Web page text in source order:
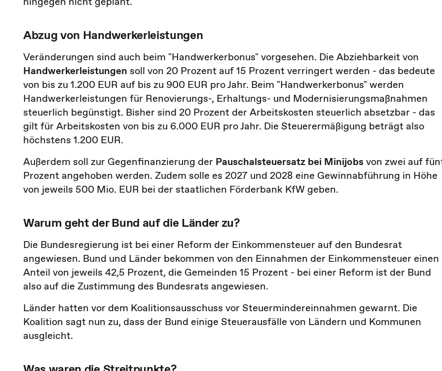
Abzug von Handwerkerleistungen
Veränderungen sind auch beim "Handwerkerbonus" vorgesehen. Die Abziehbarkeit von
Handwerkerleistungen soll von 20 Prozent auf 15 Prozent verringert werden - das bedeute
von bis zu 1.200 EUR auf bis zu 900 EUR pro Jahr. Beim "Handwerkerbonus" werden
Handwerkerleistungen für Renovierungs-, Erhaltungs- und Modernisierungsmaßnahmen
steuerlich begünstigt. Bisher sind 20 Prozent der Arbeitskosten steuerlich absetzbar - das
gilt für Arbeitskosten von bis zu 6.000 EUR pro Jahr. Die Steuerermäßigung beträgt also
höchstens 1.200 EUR.
Außerdem soll zur Gegenfinanzierung der Pauschalsteuersatz bei Minijobs von zwei auf
Prozent angehoben werden. Zudem solle es 2027 und 2028 eine Gewinnabführung in Höhe
von jeweils 500 Mio. EUR bei der staatlichen Förderbank KfW geben.
Warum geht der Bund auf die Länder zu?
Die Bundesregierung ist bei einer Reform der Einkommensteuer auf den Bundesrat
angewiesen. Bund und Länder bekommen von den Einnahmen der Einkommensteuer einen
Anteil von jeweils 42,5 Prozent, die Gemeinden 15 Prozent - bei einer Reform ist der Bund
also auf die Zustimmung des Bundesrats angewiesen.
Länder hatten vor dem Koalitionsausschuss vor Steuermindereinnahmen gewarnt. Die
Koalition sagt nun zu, dass der Bund einige Steuerausfälle von Ländern und Kommunen
ausgleicht.